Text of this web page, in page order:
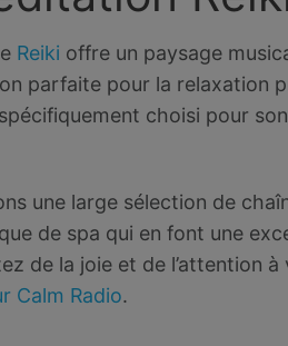
Reiki offre un paysage
parfaite pour la relaxation
choisi pour
une large sélection de
de spa qui en font une
de la joie et de l’attention
Calm Radio.